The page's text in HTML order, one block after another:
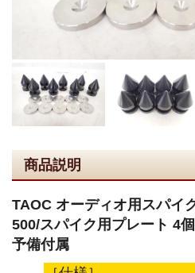
商品説明
TAOC オーディオ用スパイ
500/スパイク用プレート 4
予備付属